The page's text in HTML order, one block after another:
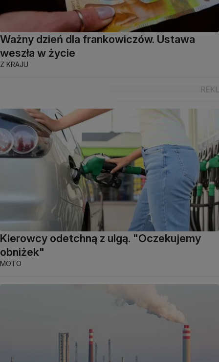
Ważny dzień dla frankowiczów. Ustawa
weszła w życie
Z KRAJU
Kierowcy odetchną z ulgą. "Oczekujemy
obniżek"
MOTO